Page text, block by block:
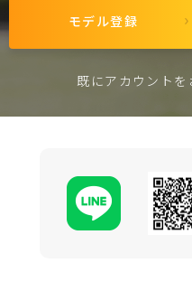
モデル登録
既にアカウント